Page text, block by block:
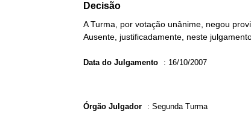
Decisão
A Turma, por votação unânime, negou
Ausente, justificadamente, neste
Data do Julgamento : 16/10/2007
Órgão Julgador : Segunda Turma